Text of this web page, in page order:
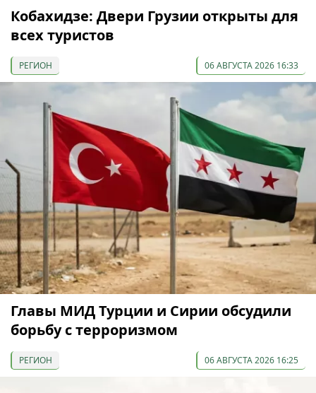
Кобахидзе: Двери Грузии открыты для
всех туристов
РЕГИОН 06 АВГУСТА 2026 16:33
Главы МИД Турции и Сирии обсудили
борьбу с терроризмом
РЕГИОН 06 АВГУСТА 2026 16:25